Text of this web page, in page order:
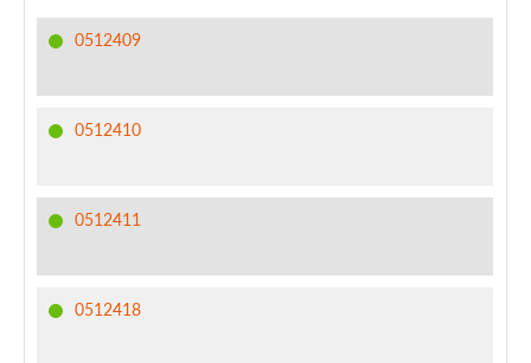
0512409
0512410
0512411
0512418